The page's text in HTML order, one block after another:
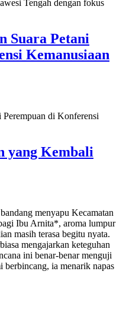
Tengah dengan fokus
Suara Petani
Kemanusiaan
di Konferensi
yang Kembali
menyapu Kecamatan
Ibu Arnita*, aroma lumpur
masih terasa begitu nyata.
mengajarkan keteguhan
ini benar-benar menguji
berbincang, ia menarik napas